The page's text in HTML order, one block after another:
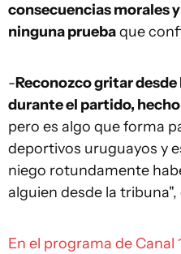
consecuencias morales
ninguna pruebaque
-Reconozco gritar
durante el partido,
pero es algo que forma
deportivos uruguayos y
niego rotundamente
alguien desde la
En el programa de Canal